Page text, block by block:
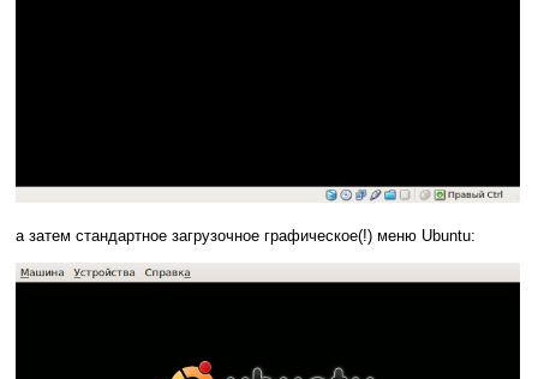
а затем стандартное загрузочное графическое(!) меню Ubuntu: